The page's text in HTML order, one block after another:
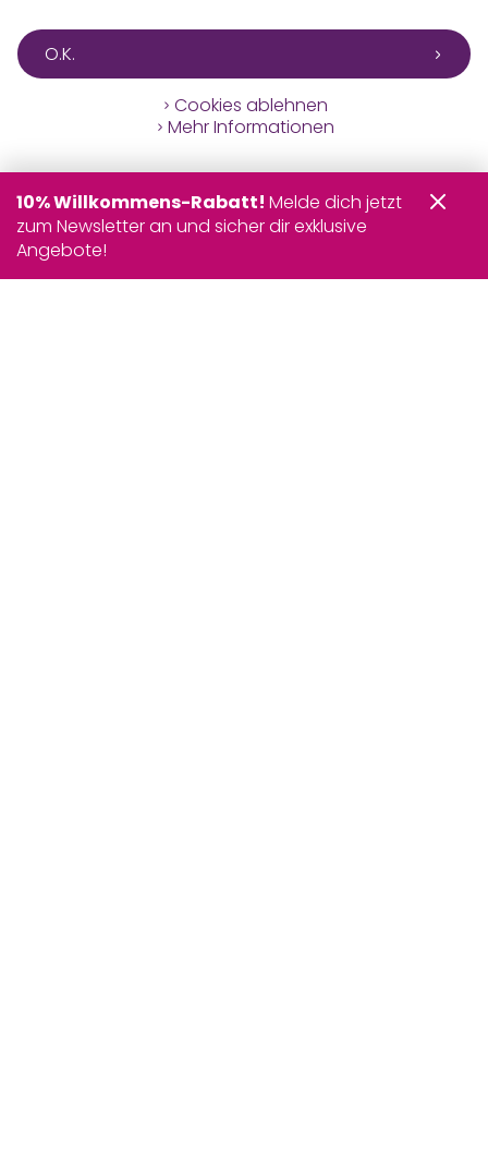
O.K.
Cookies ablehnen
Mehr Informationen
10% Willkommens-Rabatt! Melde dich jetzt
zum Newsletter an und sicher dir exklusive
Angebote!